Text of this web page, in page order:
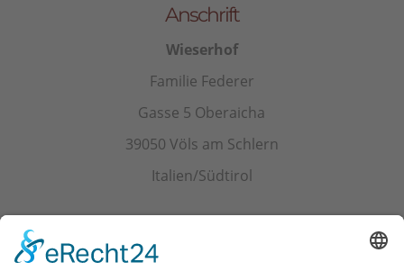
Anschrift
Wieserhof
Familie Federer
Gasse 5 Oberaicha
39050 Völs am Schlern
Italien/Südtirol
Tel.+ Fax: